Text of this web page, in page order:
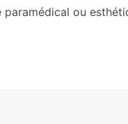
paramédical ou